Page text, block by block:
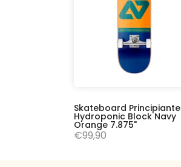
Skateboard Principiante
Hydroponic Block Navy
Orange 7.875"
€99,90